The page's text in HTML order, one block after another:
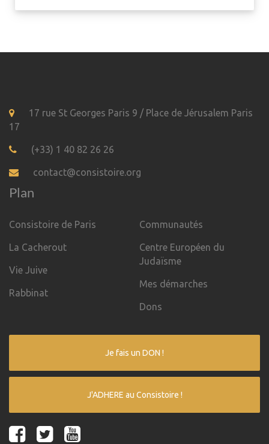
17 rue St Georges Paris 9 / Place de Jérusalem Paris
17
(+33) 1 40 82 26 26
contact@consistoire.org
Plan
Consistoire de Paris
La Cacherout
Vie Juive
Rabbinat
Communautés
Centre Européen du
Judaïsme
Mes démarches
Dons
Je fais un DON !
J'ADHERE au Consistoire !